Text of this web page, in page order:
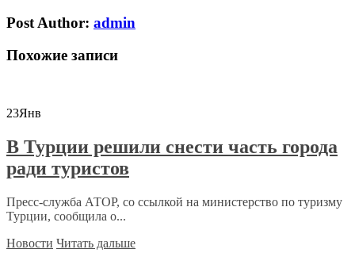
Post Author: admin
Похожие записи
23Янв
В Турции решили снести часть города
ради туристов
Пресс-служба АТОР, со ссылкой на министерство по туризму
Турции, сообщила о...
Новости Читать дальше